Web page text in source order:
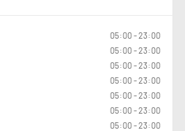
05:00 - 23:00
05:00 - 23:00
05:00 - 23:00
05:00 - 23:00
05:00 - 23:00
05:00 - 23:00
05:00 - 23:00